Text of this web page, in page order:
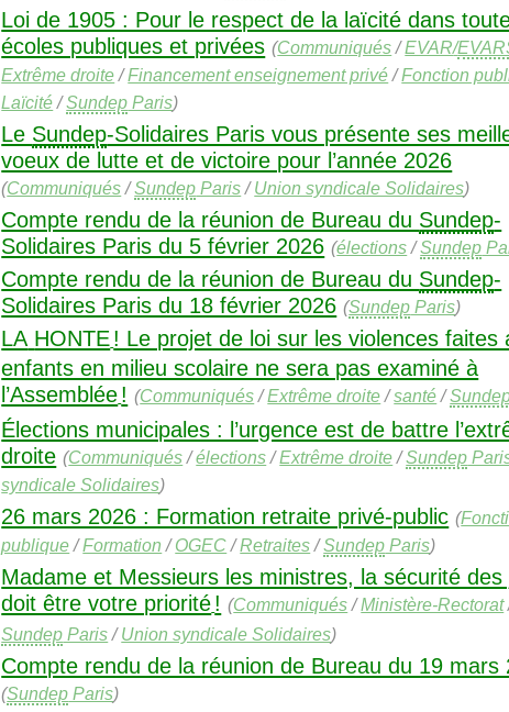
Loi de 1905 : Pour le respect de la laïcité dans
écoles publiques et privées (Communiqués/EVAR/
Extrême droite/Financement enseignement privé/Fonction
Laïcité/Sundep Paris)
Le Sundep-Solidaires Paris vous présente ses
voeux de lutte et de victoire pour l’année 2026
(Communiqués/Sundep Paris/Union syndicale Solidaires)
Compte rendu de la réunion de Bureau du Sundep-
Solidaires Paris du 5 février 2026 (élections/Sundep
Compte rendu de la réunion de Bureau du Sundep-
Solidaires Paris du 18 février 2026 (Sundep Paris)
LA HONTE! Le projet de loi sur les violences faites
enfants en milieu scolaire ne sera pas examiné à
l’Assemblée! (Communiqués/Extrême droite/santé/
Élections municipales : l’urgence est de battre
droite (Communiqués/élections/Extrême droite/Sundep
syndicale Solidaires)
26 mars 2026 : Formation retraite privé-public (
publique/Formation /OGEC/Retraites/Sundep Paris)
Madame et Messieurs les ministres, la sécurité des
doit être votre priorité! (Communiqués/Ministère-Rectorat
Sundep Paris/Union syndicale Solidaires)
Compte rendu de la réunion de Bureau du 19 mars
(Sundep Paris)